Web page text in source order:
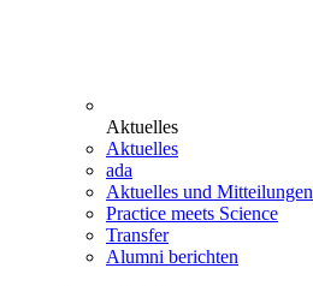
Aktuelles
Aktuelles
ada
Aktuelles und Mitteilungen
Practice meets Science
Transfer
Alumni berichten